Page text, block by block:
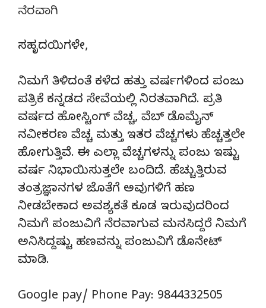
ನೆರವಾಗಿ
ಸಹೃದಯಿಗಳೇ,
ನಿಮಗೆ ತಿಳಿದಂತೆ ಕಳೆದ ಹತ್ತು ವರ್ಷಗಳಿಂದ ಪಂಜು
ಪತ್ರಿಕೆ ಕನ್ನಡದ ಸೇವೆಯಲ್ಲಿ ನಿರತವಾಗಿದೆ. ಪ್ರತಿ
ವರ್ಷದ ಹೋಸ್ಟಿಂಗ್‌ ವೆಚ್ಚ, ವೆಬ್‌ ಡೊಮೈನ್‌
ನವೀಕರಣ ವೆಚ್ಚ ಮತ್ತು ಇತರ ವೆಚ್ಚಗಳು ಹೆಚ್ಚತ್ತಲೇ
ಹೋಗುತ್ತಿವೆ. ಈ ಎಲ್ಲಾ ವೆಚ್ಚಗಳನ್ನು ಪಂಜು ಇಷ್ಟು
ವರ್ಷ ನಿಭಾಯಿಸುತ್ತಲೇ ಬಂದಿದೆ. ಹೆಚ್ಚುತ್ತಿರುವ
ತಂತ್ರಜ್ಞಾನಗಳ ಜೊತೆಗೆ ಅವುಗಳಿಗೆ ಹಣ
ನೀಡಬೇಕಾದ ಅವಶ್ಯಕತೆ ಕೂಡ ಇರುವುದರಿಂದ
ನಿಮಗೆ ಪಂಜುವಿಗೆ ನೆರವಾಗುವ ಮನಸಿದ್ದರೆ ನಿಮಗೆ
ಅನಿಸಿದ್ದಷ್ಟು ಹಣವನ್ನು ಪಂಜುವಿಗೆ ಡೊನೇಟ್‌
ಮಾಡಿ.
Google pay/ Phone Pay: 9844332505